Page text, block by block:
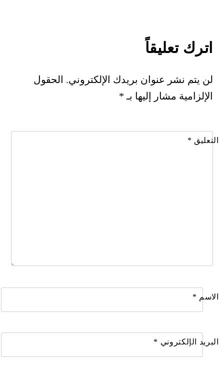
اترك تعليقاً
لن يتم نشر عنوان بريدك الإلكتروني. الحقول
الإلزامية مشار إليها بـ *
التعليق *
الاسم *
البريد الإلكتروني *